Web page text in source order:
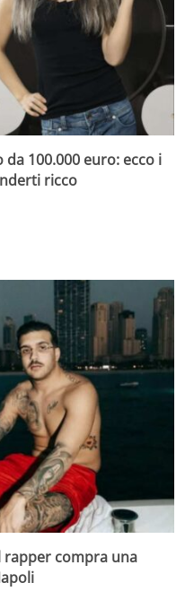
da 100.000 euro: ecco i
ricco
rapper compra una